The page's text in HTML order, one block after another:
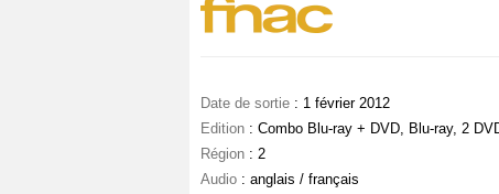
Date de sortie : 1 février 2012
Edition : Combo Blu-ray + DVD, Blu-ray, 2
Région : 2
Audio : anglais / français